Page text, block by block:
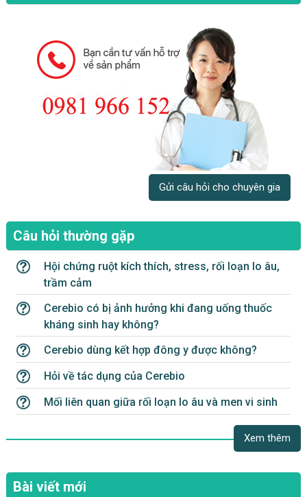
Gửi câu hỏi cho chuyên gia
Câu hỏi thường gặp
Hội chứng ruột kích thích, stress, rối loạn lo âu,
trầm cảm
Cerebio có bị ảnh hưởng khi đang uống thuốc
kháng sinh hay không?
Cerebio dùng kết hợp đông y được không?
Hỏi về tác dụng của Cerebio
Mối liên quan giữa rối loạn lo âu và men vi sinh
Xem thêm
Bài viết mới